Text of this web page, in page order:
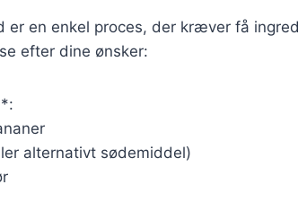
er en enkel proces, der kræver få
efter dine ønsker:
alternativt sødemiddel)